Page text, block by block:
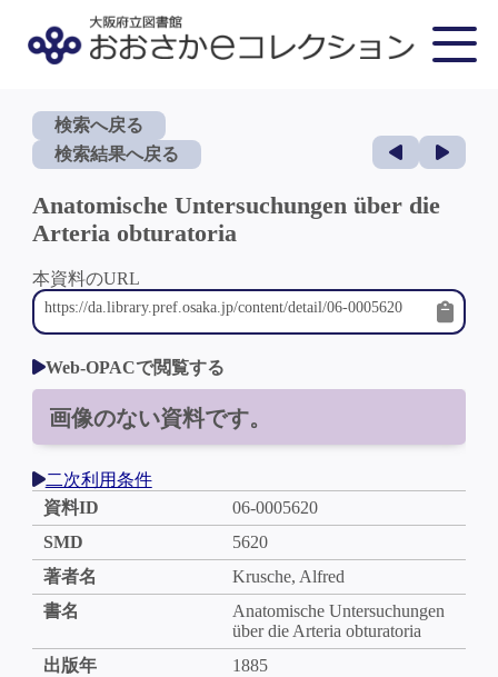
検索へ戻る
検索結果へ戻る
Anatomische Untersuchungen über die
Arteria obturatoria
本資料のURL
Web-OPACで閲覧する
画像のない資料です。
二次利用条件
資料ID
06-0005620
SMD
5620
著者名
Krusche, Alfred
書名
Anatomische Untersuchungen
über die Arteria obturatoria
出版年
1885